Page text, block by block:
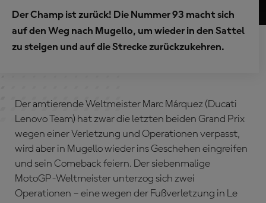
Der Champ ist zurück! Die Nummer 93 macht sich
auf den Weg nach Mugello, um wieder in den Sattel
zu steigen und auf die Strecke zurückzukehren.
Der amtierende Weltmeister Marc Márquez (Ducati
Lenovo Team) hat zwar die letzten beiden Grand Prix
wegen einer Verletzung und Operationen verpasst,
wird aber in Mugello wieder ins Geschehen eingreifen
und sein Comeback feiern. Der siebenmalige
MotoGP-Weltmeister unterzog sich zwei
Operationen – eine wegen der Fußverletzung in Le